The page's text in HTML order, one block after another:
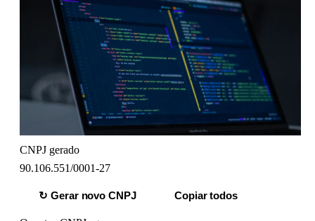
CNPJ gerado
90.106.551/0001-27
↻ Gerar novo CNPJ Copiar todos